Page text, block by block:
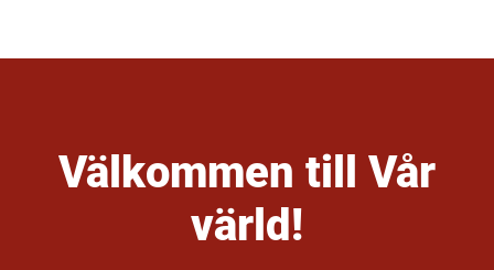
Välkommen till Vår
värld!